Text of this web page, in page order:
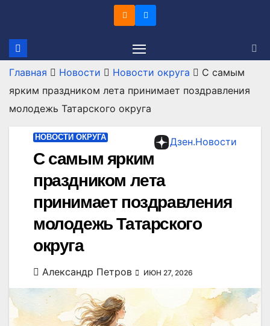
содержимому
Главная Новости Новости округа
С самым
ярким праздником лета принимает поздравления
молодежь Татарского округа
Дзен.Новости
НОВОСТИ ОКРУГА
С самым ярким
праздником лета
принимает поздравления
молодежь Татарского
округа
Александр Петров ИЮН 27, 2026